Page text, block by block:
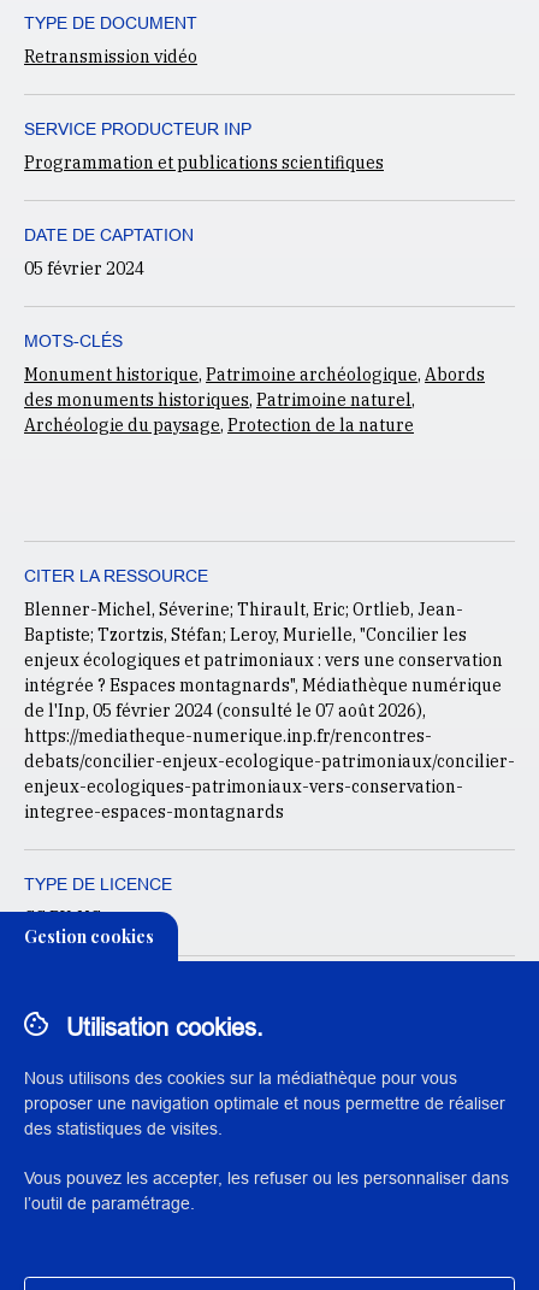
TYPE DE DOCUMENT
Retransmission vidéo
SERVICE PRODUCTEUR INP
Programmation et publications scientifiques
DATE DE CAPTATION
05 février 2024
MOTS-CLÉS
Monument historique, Patrimoine archéologique, Abords
des monuments historiques, Patrimoine naturel,
Archéologie du paysage, Protection de la nature
CITER LA RESSOURCE
Blenner-Michel, Séverine; Thirault, Eric; Ortlieb, Jean-
Baptiste; Tzortzis, Stéfan; Leroy, Murielle, "Concilier les
enjeux écologiques et patrimoniaux : vers une conservation
intégrée ? Espaces montagnards", Médiathèque numérique
de l'Inp, 05 février 2024 (consulté le 07 août 2026),
https://mediatheque-numerique.inp.fr/rencontres-
debats/concilier-enjeux-ecologique-patrimoniaux/concilier-
enjeux-ecologiques-patrimoniaux-vers-conservation-
integree-espaces-montagnards
TYPE DE LICENCE
CC BY-NC
L'institut national du patrimoine autorise l’exploitation de ce
d’œuvres dérivées, à condition qu’elles soient distribuées
sous une licence identique à celle qui régit l’œuvre originale.
© 2023 Institut national du patrimoine
Gestion cookies
Utilisation cookies.
Nous utilisons des cookies sur la médiathèque pour vous
proposer une navigation optimale et nous permettre de réaliser
des statistiques de visites.
Vous pouvez les accepter, les refuser ou les personnaliser dans
l’outil de paramétrage.